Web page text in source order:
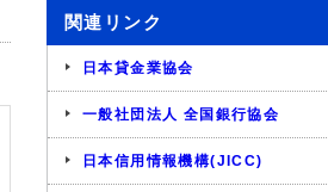
関連リンク
日本貸金業協会
一般社団法人 全国銀行協会
日本信用情報機構(JICC)